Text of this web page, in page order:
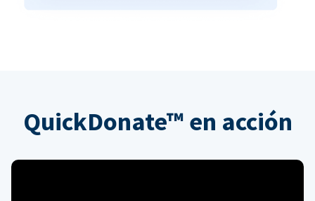
QuickDonate™ en acción